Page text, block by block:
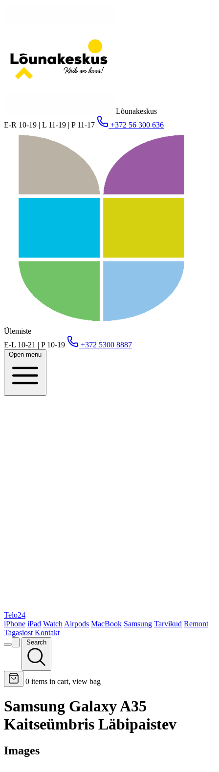
Lõunakeskus
E-R 10-19 | L 11-19 | P 11-17
+372 56 300 636
Ülemiste
E-L 10-21 | P 10-19
+372 5300 8887
Open menu
Telo24
iPhone iPad Watch Airpods MacBook Samsung Tarvikud Remont
Tagasiost Kontakt
Search
0 items in cart, view bag
Samsung Galaxy A35
Kaitseümbris Läbipaistev
Images